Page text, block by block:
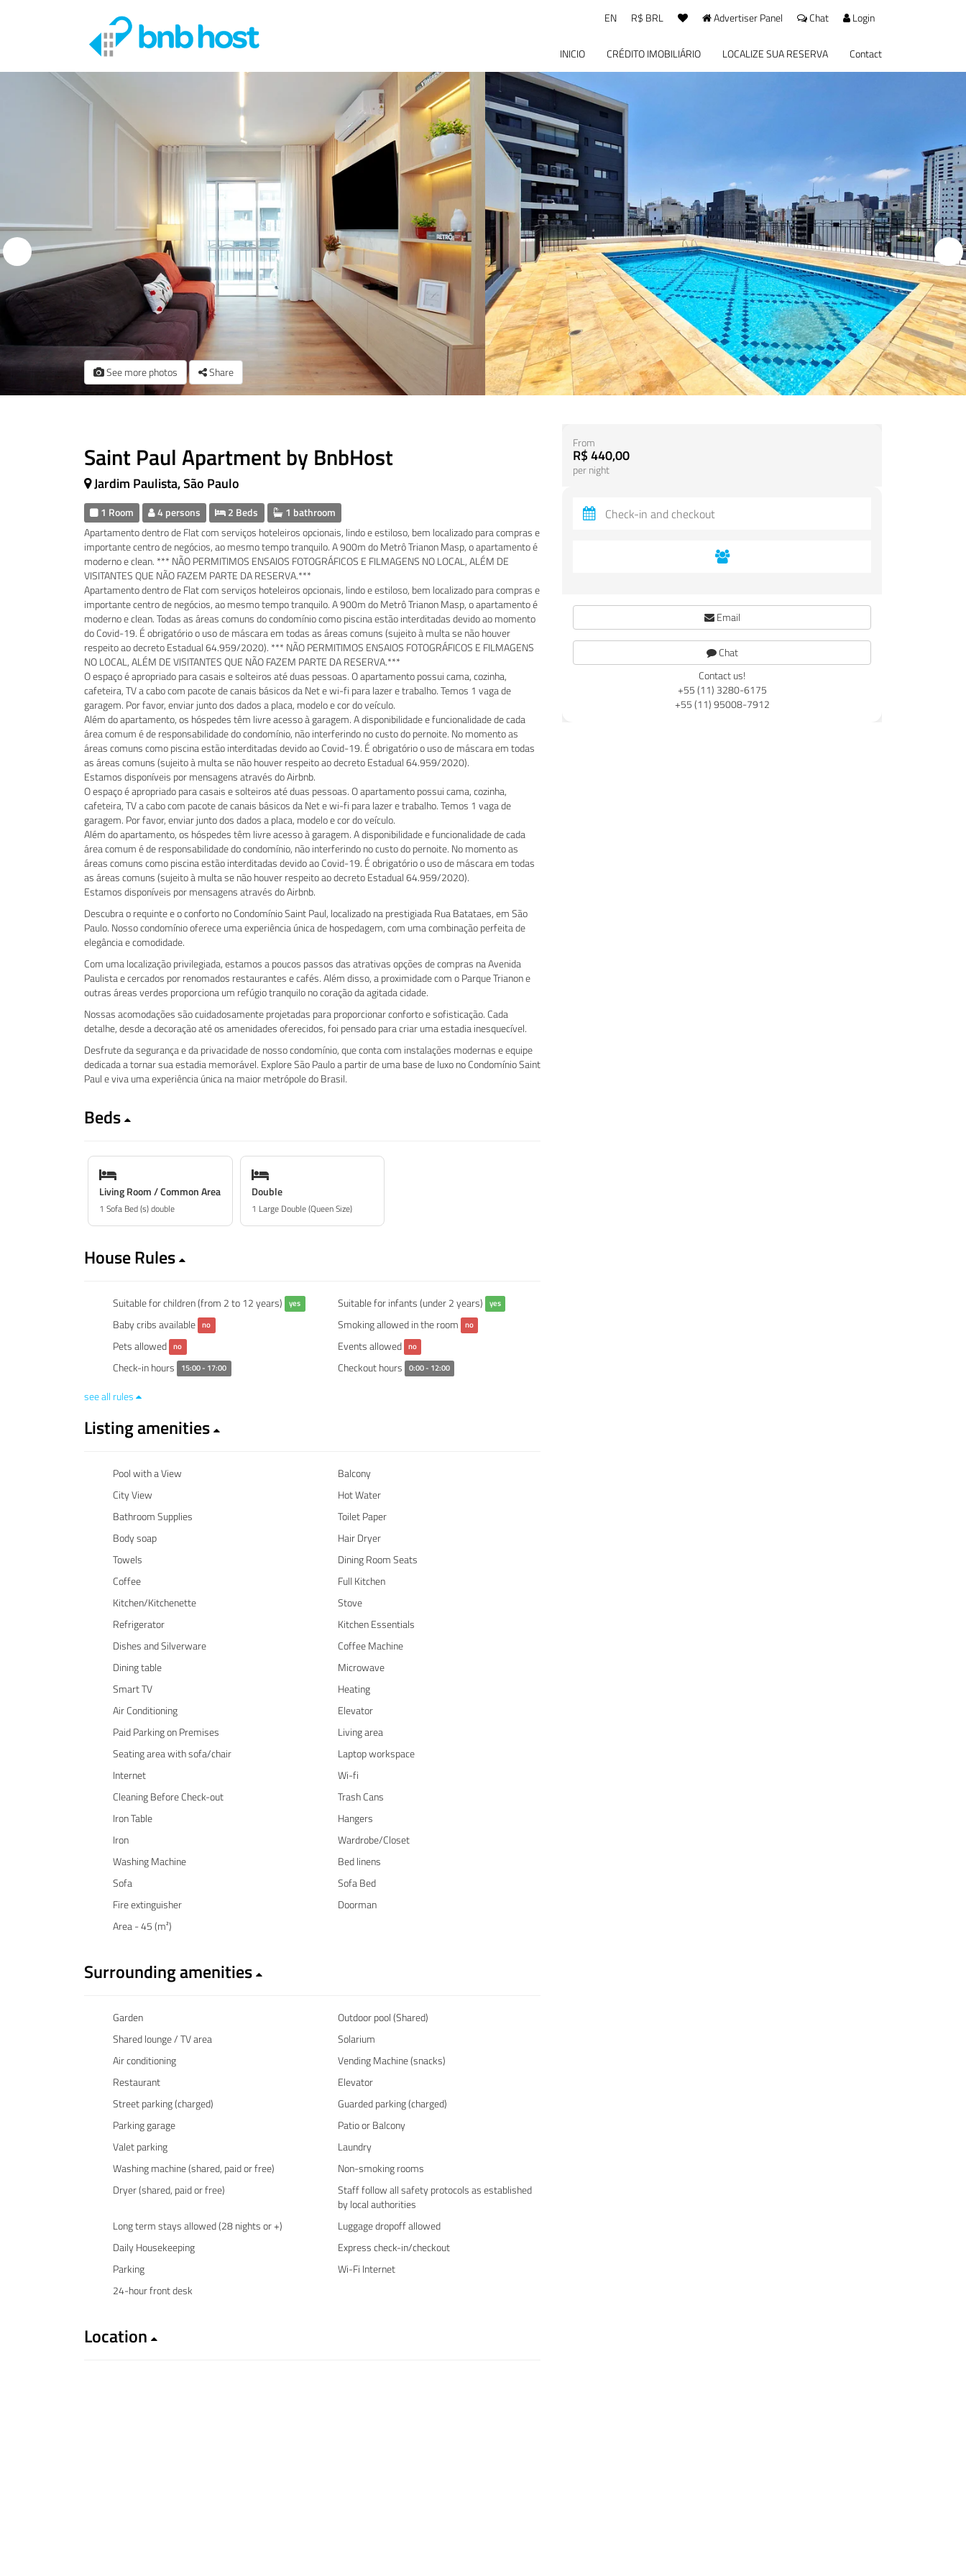
EN R$ BRL Advertiser Panel Chat Login
INICIO CRÉDITO IMOBILIÁRIO LOCALIZE SUA RESERVA Contact
See more photos Share
Saint Paul Apartment by BnbHost
Jardim Paulista, São Paulo
1 Room 4 persons 2 Beds 1 bathroom
Apartamento dentro de Flat com serviços hoteleiros opcionais, lindo e estiloso, bem localizado para compras e
importante centro de negócios, ao mesmo tempo tranquilo. A 900m do Metrô Trianon Masp, o apartamento é
moderno e clean. *** NÃO PERMITIMOS ENSAIOS FOTOGRÁFICOS E FILMAGENS NO LOCAL, ALÉM DE
VISITANTES QUE NÃO FAZEM PARTE DA RESERVA.***
Apartamento dentro de Flat com serviços hoteleiros opcionais, lindo e estiloso, bem localizado para compras e
importante centro de negócios, ao mesmo tempo tranquilo. A 900m do Metrô Trianon Masp, o apartamento é
moderno e clean. Todas as áreas comuns do condomínio como piscina estão interditadas devido ao momento
do Covid-19. É obrigatório o uso de máscara em todas as áreas comuns (sujeito à multa se não houver
respeito ao decreto Estadual 64.959/2020). *** NÃO PERMITIMOS ENSAIOS FOTOGRÁFICOS E FILMAGENS
NO LOCAL, ALÉM DE VISITANTES QUE NÃO FAZEM PARTE DA RESERVA.***
O espaço é apropriado para casais e solteiros até duas pessoas. O apartamento possui cama, cozinha,
cafeteira, TV a cabo com pacote de canais básicos da Net e wi-fi para lazer e trabalho. Temos 1 vaga de
garagem. Por favor, enviar junto dos dados a placa, modelo e cor do veículo.
Além do apartamento, os hóspedes têm livre acesso à garagem. A disponibilidade e funcionalidade de cada
área comum é de responsabilidade do condomínio, não interferindo no custo do pernoite. No momento as
áreas comuns como piscina estão interditadas devido ao Covid-19. É obrigatório o uso de máscara em todas
as áreas comuns (sujeito à multa se não houver respeito ao decreto Estadual 64.959/2020).
Estamos disponíveis por mensagens através do Airbnb.
O espaço é apropriado para casais e solteiros até duas pessoas. O apartamento possui cama, cozinha,
cafeteira, TV a cabo com pacote de canais básicos da Net e wi-fi para lazer e trabalho. Temos 1 vaga de
garagem. Por favor, enviar junto dos dados a placa, modelo e cor do veículo.
Além do apartamento, os hóspedes têm livre acesso à garagem. A disponibilidade e funcionalidade de cada
área comum é de responsabilidade do condomínio, não interferindo no custo do pernoite. No momento as
áreas comuns como piscina estão interditadas devido ao Covid-19. É obrigatório o uso de máscara em todas
as áreas comuns (sujeito à multa se não houver respeito ao decreto Estadual 64.959/2020).
Estamos disponíveis por mensagens através do Airbnb.
Descubra o requinte e o conforto no Condomínio Saint Paul, localizado na prestigiada Rua Batataes, em São
Paulo. Nosso condomínio oferece uma experiência única de hospedagem, com uma combinação perfeita de
elegância e comodidade.
Com uma localização privilegiada, estamos a poucos passos das atrativas opções de compras na Avenida
Paulista e cercados por renomados restaurantes e cafés. Além disso, a proximidade com o Parque Trianon e
outras áreas verdes proporciona um refúgio tranquilo no coração da agitada cidade.
Nossas acomodações são cuidadosamente projetadas para proporcionar conforto e sofisticação. Cada
detalhe, desde a decoração até os amenidades oferecidos, foi pensado para criar uma estadia inesquecível.
Desfrute da segurança e da privacidade de nosso condomínio, que conta com instalações modernas e equipe
dedicada a tornar sua estadia memorável. Explore São Paulo a partir de uma base de luxo no Condomínio Saint
Paul e viva uma experiência única na maior metrópole do Brasil.
Beds
Living Room / Common Area
1 Sofa Bed (s) double
Double
1 Large Double (Queen Size)
House Rules
Suitable for children (from 2 to 12 years) yes Suitable for infants (under 2 years) yes
Baby cribs available no Smoking allowed in the room no
Pets allowed no Events allowed no
Check-in hours 15:00 - 17:00 Checkout hours 0:00 - 12:00
see all rules
Listing amenities
Pool with a View
Balcony
City View
Hot Water
Bathroom Supplies
Toilet Paper
Body soap
Hair Dryer
Towels
Dining Room Seats
Coffee
Full Kitchen
Kitchen/Kitchenette
Stove
Refrigerator
Kitchen Essentials
Dishes and Silverware
Coffee Machine
Dining table
Microwave
Smart TV
Heating
Air Conditioning
Elevator
Paid Parking on Premises
Living area
Seating area with sofa/chair
Laptop workspace
Internet
Wi-fi
Cleaning Before Check-out
Trash Cans
Iron Table
Hangers
Iron
Wardrobe/Closet
Washing Machine
Bed linens
Sofa
Sofa Bed
Fire extinguisher
Doorman
Area - 45 (m²)
Surrounding amenities
Garden
Outdoor pool (Shared)
Shared lounge / TV area
Solarium
Air conditioning
Vending Machine (snacks)
Restaurant
Elevator
Street parking (charged)
Guarded parking (charged)
Parking garage
Patio or Balcony
Valet parking
Laundry
Washing machine (shared, paid or free)
Non-smoking rooms
Dryer (shared, paid or free)
Staff follow all safety protocols as established
by local authorities
Long term stays allowed (28 nights or +)
Luggage dropoff allowed
Daily Housekeeping
Express check-in/checkout
Parking
Wi-Fi Internet
24-hour front desk
Location
From
R$ 440,00
per night
Email
Chat
Contact us!
+55 (11) 3280-6175
+55 (11) 95008-7912